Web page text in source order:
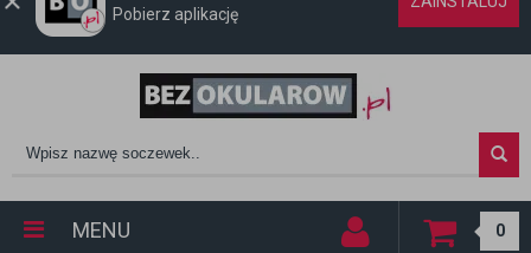
Pobierz aplikację
MENU 0